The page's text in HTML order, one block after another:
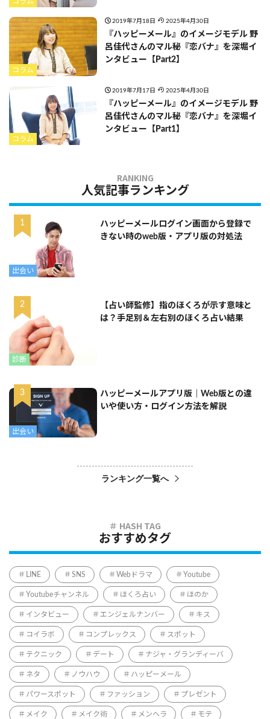
コラム
2019年7月18日 2025年4月30日
『ハッピーメール』のイメージモデル 野
呂佳代さんのマル秘『恋バナ』を深堀イ
ンタビュー【Part2】
コラム
2019年7月17日 2025年4月30日
『ハッピーメール』のイメージモデル 野
呂佳代さんのマル秘『恋バナ』を深堀イ
ンタビュー【Part1】
人気記事ランキング
出会い
ハッピーメールログイン画面から登録で
きない時のweb版・アプリ版の対処法
診断
【占い師監修】指のほくろが示す意味と
は？手足別＆左右別のほくろ占い結果
出会い
ハッピーメールアプリ版｜Web版との違
いや使い方・ログイン方法を解説
ランキング一覧へ
おすすめタグ
LINE SNS Webドラマ Youtube
Youtubeチャンネル ほくろ占い ほのか
インタビュー エンジェルナンバー キス
コイラボ コンプレックス スポット
テクニック デート ナジャ・グランディーバ
ネタ ノウハウ ハッピーメール
パワースポット ファッション プレゼント
メイク メイク術 メンヘラ モテ